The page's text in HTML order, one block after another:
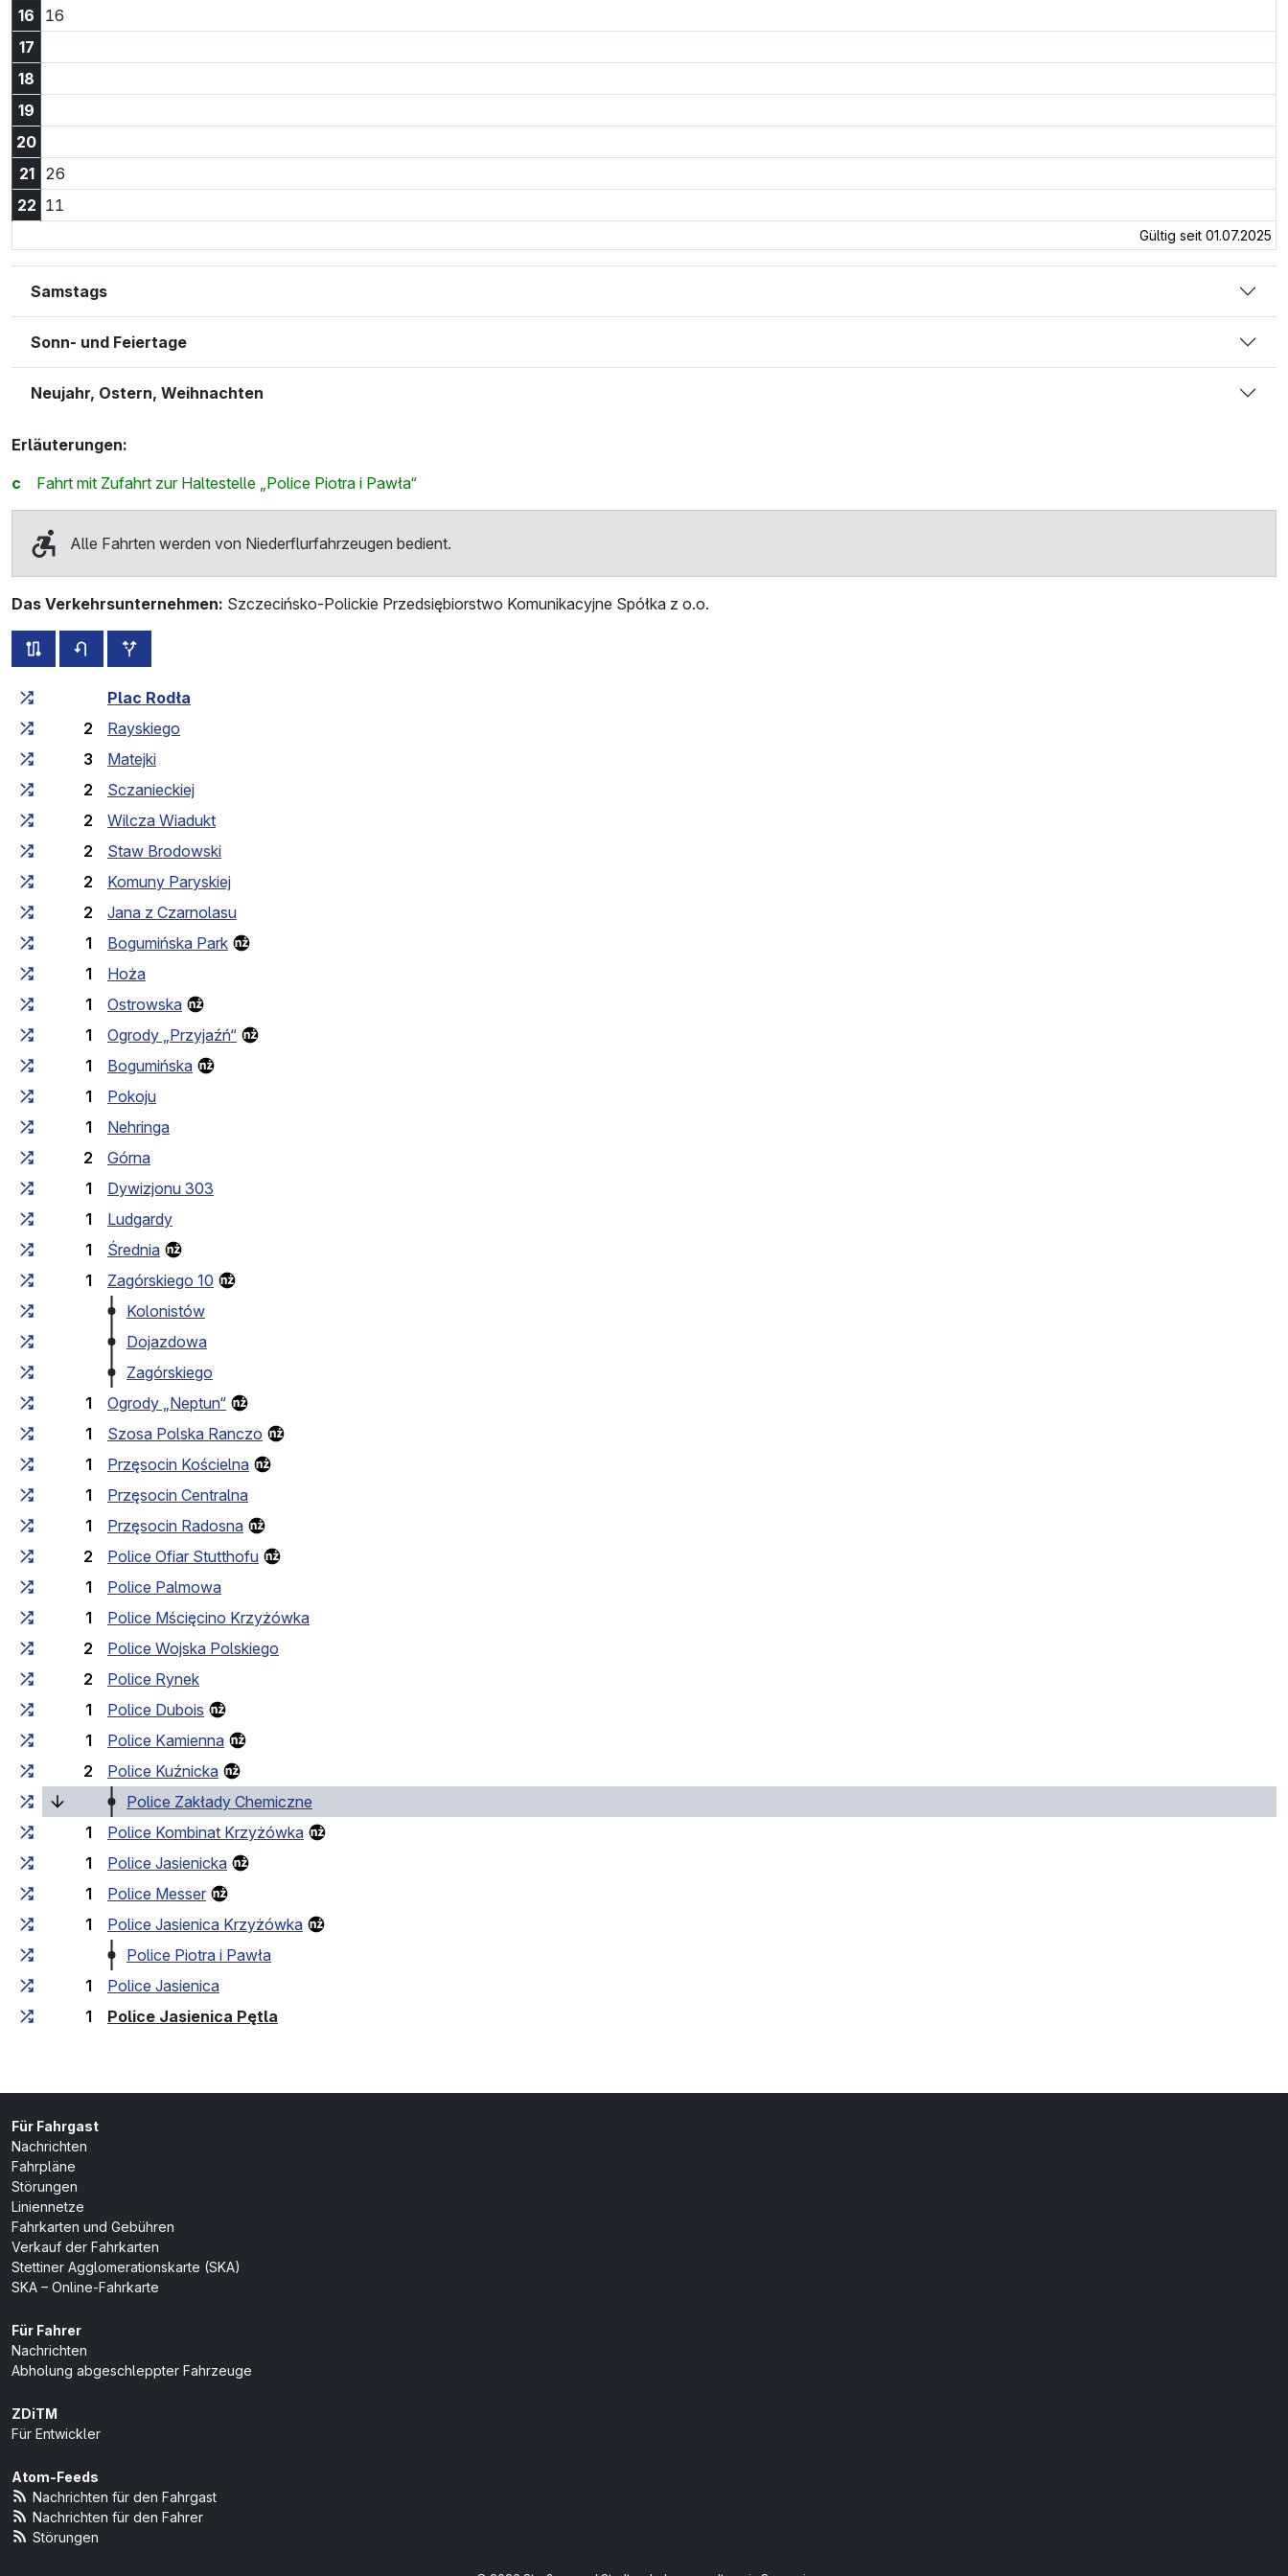
16
16
17
18
19
20
21
26
22 11
Gültig seit 01.07.2025
Samstags
Sonn- und Feiertage
Neujahr, Ostern, Weihnachten
Erläuterungen:
c
Fahrt mit Zufahrt zur Haltestelle „Police Piotra i Pawła“
Alle Fahrten werden von Niederflurfahrzeugen bedient.
Das Verkehrsunternehmen: Szczecińsko-Polickie Przedsiębiorstwo Komunikacyjne Spółka z o.o.
alle Strecken dieser Linie
Fahrplan für die Gegenrichtung
Fahrtzeit zunehmend
Plac Rodła
2
Rayskiego
3
Matejki
2
Sczanieckiej
2
Wilcza Wiadukt
2
Staw Brodowski
2
Komuny Paryskiej
2
Jana z Czarnolasu
1
Bogumińska Park
1
Hoża
1
Ostrowska
1
Ogrody „Przyjaźń“
1
Bogumińska
1
Pokoju
1
Nehringa
2
Górna
1
Dywizjonu 303
1
Ludgardy
1
Średnia
1
Zagórskiego 10
Kolonistów
Dojazdowa
Zagórskiego
1
Ogrody „Neptun“
1
Szosa Polska Ranczo
1
Przęsocin Kościelna
1
Przęsocin Centralna
1
Przęsocin Radosna
2
Police Ofiar Stutthofu
1
Police Palmowa
1
Police Mścięcino Krzyżówka
2
Police Wojska Polskiego
2
Police Rynek
1
Police Dubois
1
Police Kamienna
2
Police Kuźnicka
Police Zakłady Chemiczne
1
Police Kombinat Krzyżówka
1
Police Jasienicka
1
Police Messer
1
Police Jasienica Krzyżówka
Police Piotra i Pawła
1
Police Jasienica
1
Police Jasienica Pętla
Für Fahrgast
Nachrichten
Fahrpläne
Störungen
Liniennetze
Fahrkarten und Gebühren
Verkauf der Fahrkarten
Stettiner Agglomerationskarte (SKA)
SKA – Online-Fahrkarte
Für Fahrer
Nachrichten
Abholung abgeschleppter Fahrzeuge
ZDiTM
Für Entwickler
Atom-Feeds
Nachrichten für den Fahrgast
Nachrichten für den Fahrer
Störungen